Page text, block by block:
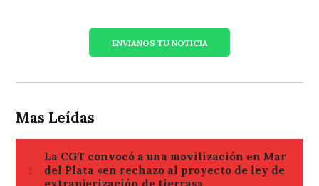
ENVIANOS TU NOTICIA
Mas Leídas